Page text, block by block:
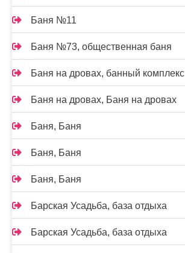
Баня №11
Баня №73, общественная баня
Баня на дровах, банный комплекс
Баня на дровах, Баня на дровах
Баня, Баня
Баня, Баня
Баня, Баня
Барская Усадьба, база отдыха
Барская Усадьба, база отдыха